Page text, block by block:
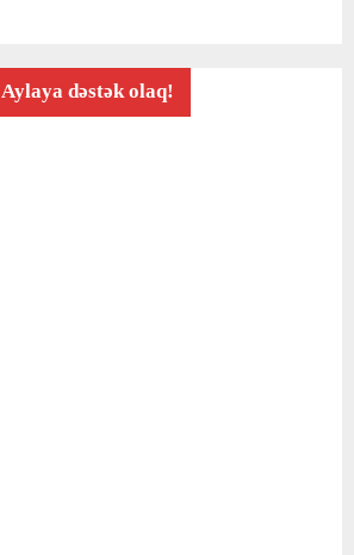
Aylaya dəstək olaq!